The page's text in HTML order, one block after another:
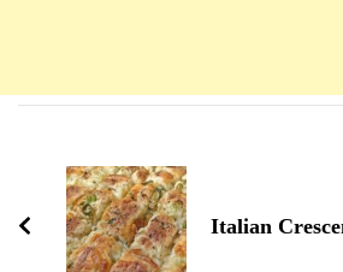
d'article
Italian